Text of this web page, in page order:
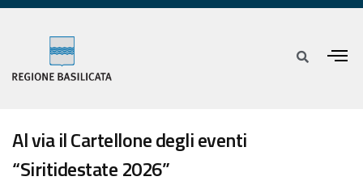
Al via il Cartellone degli eventi
“Siritidestate 2026”